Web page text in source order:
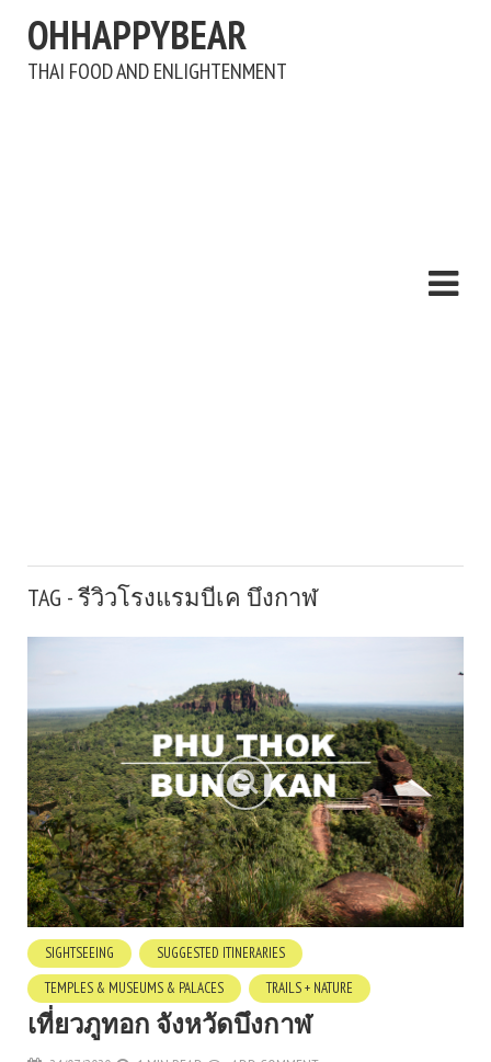
OHHAPPYBEAR
THAI FOOD AND ENLIGHTENMENT
TAG - รีวิวโรงแรมบีเค บึงกาฬ
SIGHTSEEING
SUGGESTED ITINERARIES
TEMPLES & MUSEUMS & PALACES
TRAILS + NATURE
เที่ยวภูทอก จังหวัดบึงกาฬ